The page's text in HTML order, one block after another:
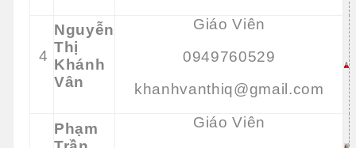
4
Nguyễn
Thị
Khánh
Vân
Giáo Viên
0949760529
khanhvanthiq@gmail.com
Phạm
Giáo Viên